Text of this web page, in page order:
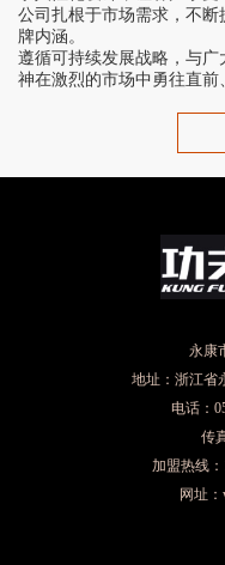
公司扎根于市场需求，不断
牌内涵。
遵循可持续发展战略，与
神在激烈的市场中勇往直前
永康
地址：浙江省
电话：
传
加盟热线：
网址